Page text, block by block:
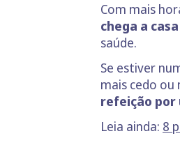
Com mais
chega a
saúde.
Se estiver
mais cedo
refeição
Leia ainda: 8